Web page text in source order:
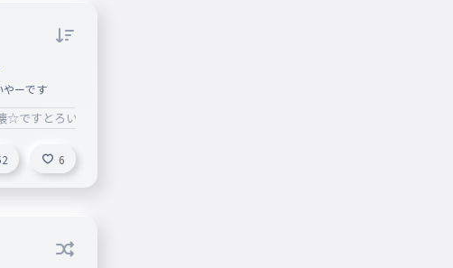
ーです
☆ですとろいやー
6